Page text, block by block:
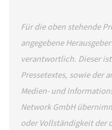
Für die oben stehende
angegebene
verantwortlich. Dieser
Pressetextes, sowie der
Medien- und
Network GmbH
oder Vollständigkeit der